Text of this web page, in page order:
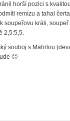
horší pozici s
remízu a tahal
soupeřovu králi,
2,5:5,5.
souboj s Mahrlou
🙂